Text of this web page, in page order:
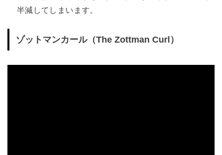
半減してしまいます。
ゾットマンカール（The Zottman Curl）